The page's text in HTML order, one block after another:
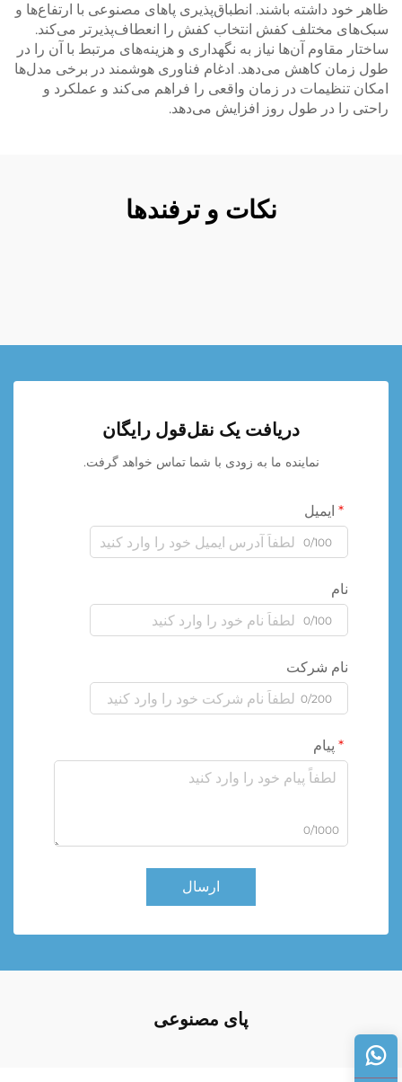
ظاهر خود داشته باشند. انطباق‌پذیری پاهای مصنوعی با ارتفاع‌ها و
سبک‌های مختلف کفش انتخاب کفش را انعطاف‌پذیرتر می‌کند.
ساختار مقاوم آن‌ها نیاز به نگهداری و هزینه‌های مرتبط با آن را در
طول زمان کاهش می‌دهد. ادغام فناوری هوشمند در برخی مدل‌ها
امکان تنظیمات در زمان واقعی را فراهم می‌کند و عملکرد و
راحتی را در طول روز افزایش می‌دهد.
نکات و ترفندها
دریافت یک نقل‌قول رایگان
نماینده ما به زودی با شما تماس خواهد گرفت.
ایمیل
0/100
نام
0/100
نام شرکت
0/200
پیام
0/1000
ارسال
پای مصنوعی